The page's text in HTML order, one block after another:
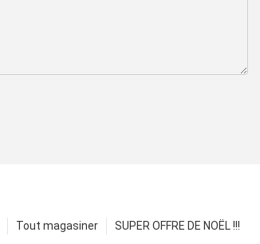
SUPER OFFRE DE NOËL !!!
Tout magasiner